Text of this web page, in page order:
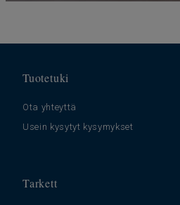
Tuotetuki
Ota yhteyttä
Usein kysytyt kysymykset
Tarkett